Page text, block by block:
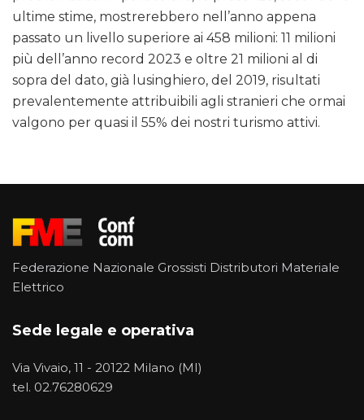
ultime stime, mostrerebbero nell’anno appena
passato un livello superiore ai 458 milioni: 11 milioni
più dell’anno record 2023 e oltre 21 milioni al di
sopra del dato, già lusinghiero, del 2019, risultati
prevalentemente attribuibili agli stranieri che ormai
valgono per quasi il 55% dei nostri turismo attivi.
Federazione Nazionale Grossisti Distributori Materiale
Elettrico
Sede legale e operativa
Via Vivaio, 11 - 20122 Milano (MI)
tel. 02.76280629